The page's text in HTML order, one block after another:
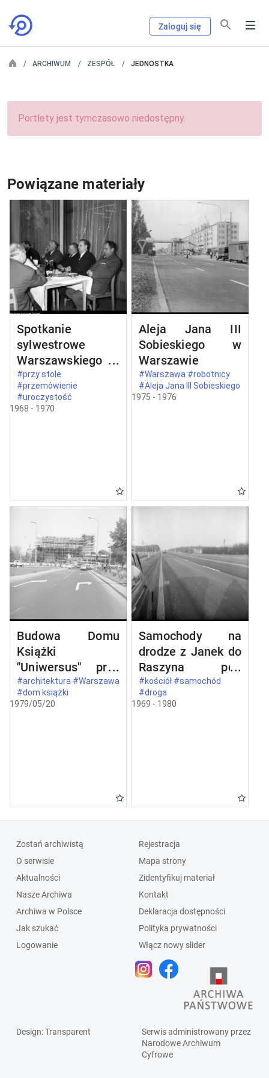
Zaloguj się
ARCHIWUM ZESPÓŁ JEDNOSTKA
Portlety jest tymczasowo niedostępny.
Powiązane materiały
Spotkanie
sylwestrowe
Warszawskiego
Komitetu
Zjednoczonego
Stronnictwa
#przy stole
#przemówienie
#uroczystość
1968 - 1970
Aleja Jana III
Sobieskiego w
Warszawie
#Warszawa #robotnicy
#Aleja Jana III Sobieskiego
1975 - 1976
Budowa Domu
Książki
"Uniwersus" przy
ul. Belwederskiej
20/22 w
#architektura #Warszawa
#dom książki
1979/05/20
Samochody na
drodze z Janek do
Raszyna pod
Warszawą
#kościół #samochód
#droga
1969 - 1980
Zostań archiwistą
O serwisie
Aktualności
Nasze Archiwa
Archiwa w Polsce
Jak szukać
Logowanie
Rejestracja
Mapa strony
Zidentyfikuj materiał
Kontakt
Deklaracja dostępności
Polityka prywatności
Włącz nowy slider
Design: Transparent
Serwis administrowany przez
Narodowe Archiwum
Cyfrowe